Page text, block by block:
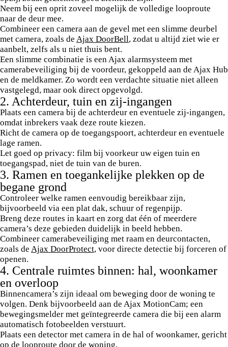
Neem bij een oprit zoveel mogelijk de volledige looproute
naar de deur mee.
Combineer een camera aan de gevel met een slimme deurbel
met camera, zoals de Ajax DoorBell, zodat u altijd ziet wie er
aanbelt, zelfs als u niet thuis bent.
Een slimme combinatie is een Ajax alarmsysteem met
camerabeveiliging bij de voordeur, gekoppeld aan de Ajax Hub
en de meldkamer. Zo wordt een verdachte situatie niet alleen
vastgelegd, maar ook direct opgevolgd.
2. Achterdeur, tuin en zij-ingangen
Plaats een camera bij de achterdeur en eventuele zij-ingangen,
omdat inbrekers vaak deze route kiezen.
Richt de camera op de toegangspoort, achterdeur en eventuele
lage ramen.
Let goed op privacy: film bij voorkeur uw eigen tuin en
toegangspad, niet de tuin van de buren.
3. Ramen en toegankelijke plekken op de
begane grond
Controleer welke ramen eenvoudig bereikbaar zijn,
bijvoorbeeld via een plat dak, schuur of regenpijp.
Breng deze routes in kaart en zorg dat één of meerdere
camera’s deze gebieden duidelijk in beeld hebben.
Combineer camerabeveiliging met raam en deurcontacten,
zoals de Ajax DoorProtect, voor directe detectie bij forceren of
openen.
4. Centrale ruimtes binnen: hal, woonkamer
en overloop
Binnencamera’s zijn ideaal om beweging door de woning te
volgen. Denk bijvoorbeeld aan de Ajax MotionCam; een
bewegingsmelder met geïntegreerde camera die bij een alarm
automatisch fotobeelden verstuurt.
Plaats een detector met camera in de hal of woonkamer, gericht
op de looproute door de woning.